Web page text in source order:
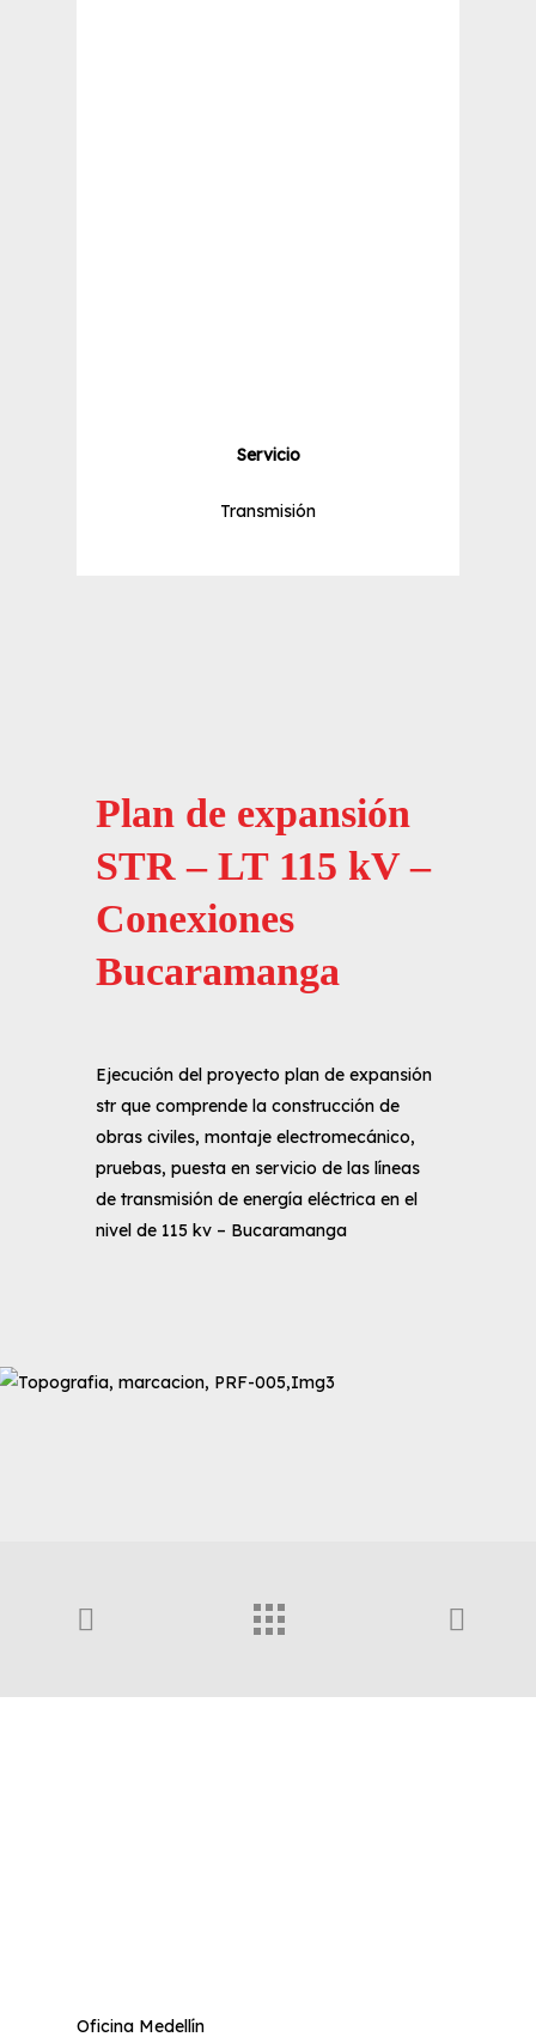
Servicio
Transmisión
Plan de expansión
STR – LT 115 kV –
Conexiones
Bucaramanga
Ejecución del proyecto plan de expansión
str que comprende la construcción de
obras civiles, montaje electromecánico,
pruebas, puesta en servicio de las líneas
de transmisión de energía eléctrica en el
nivel de 115 kv – Bucaramanga
Oficina Medellín